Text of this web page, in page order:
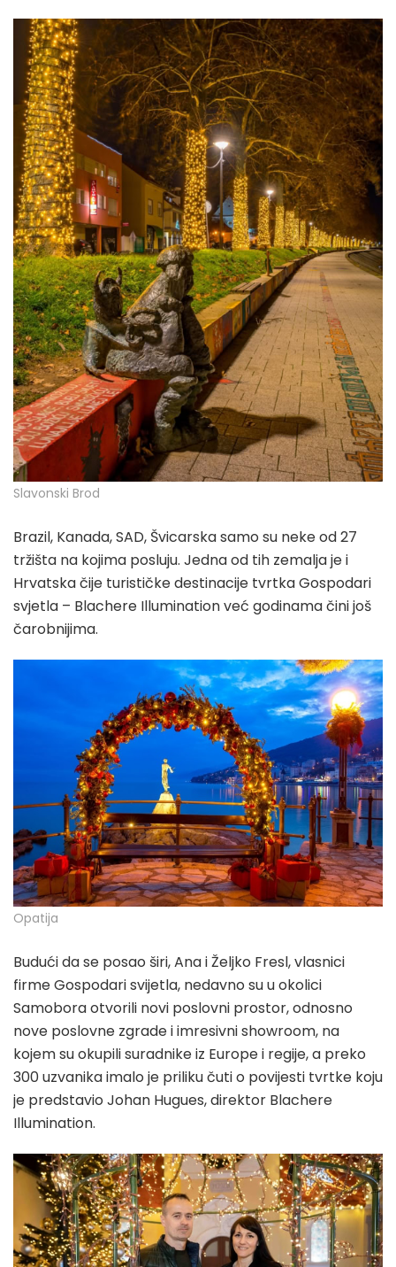
Slavonski Brod
Brazil, Kanada, SAD, Švicarska samo su neke od 27
tržišta na kojima posluju. Jedna od tih zemalja je i
Hrvatska čije turističke destinacije tvrtka Gospodari
svjetla – Blachere Illumination već godinama čini još
čarobnijima.
Opatija
Budući da se posao širi, Ana i Željko Fresl, vlasnici
firme Gospodari svijetla, nedavno su u okolici
Samobora otvorili novi poslovni prostor, odnosno
nove poslovne zgrade i imresivni showroom, na
kojem su okupili suradnike iz Europe i regije, a preko
300 uzvanika imalo je priliku čuti o povijesti tvrtke koju
je predstavio Johan Hugues, direktor Blachere
Illumination.